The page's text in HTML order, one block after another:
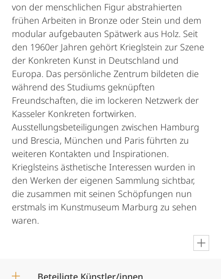
von der menschlichen Figur abstrahierten
frühen Arbeiten in Bronze oder Stein und dem
modular aufgebauten Spätwerk aus Holz. Seit
den 1960er Jahren gehört Krieglstein zur Szene
der Konkreten Kunst in Deutschland und
Europa. Das persönliche Zentrum bildeten die
während des Studiums geknüpften
Freundschaften, die im lockeren Netzwerk der
Kasseler Konkreten fortwirken.
Ausstellungsbeteiligungen zwischen Hamburg
und Brescia, München und Paris führten zu
weiteren Kontakten und Inspirationen.
Krieglsteins ästhetische Interessen wurden in
den Werken der eigenen Sammlung sichtbar,
die zusammen mit seinen Schöpfungen nun
erstmals im Kunstmuseum Marburg zu sehen
waren.
Beteiligte Künstler/innen